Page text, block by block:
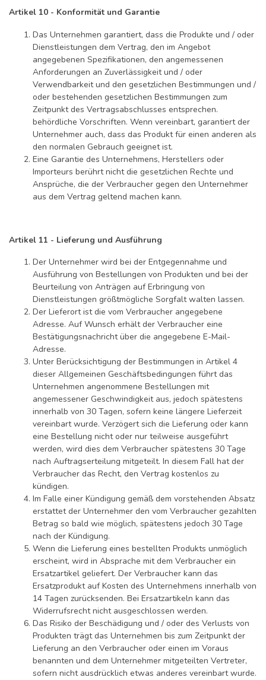
Artikel 10 - Konformität und Garantie
Das Unternehmen garantiert, dass die Produkte und / oder
Dienstleistungen dem Vertrag, den im Angebot
angegebenen Spezifikationen, den angemessenen
Anforderungen an Zuverlässigkeit und / oder
Verwendbarkeit und den gesetzlichen Bestimmungen und /
oder bestehenden gesetzlichen Bestimmungen zum
Zeitpunkt des Vertragsabschlusses entsprechen.
behördliche Vorschriften. Wenn vereinbart, garantiert der
Unternehmer auch, dass das Produkt für einen anderen als
den normalen Gebrauch geeignet ist.
Eine Garantie des Unternehmens, Herstellers oder
Importeurs berührt nicht die gesetzlichen Rechte und
Ansprüche, die der Verbraucher gegen den Unternehmer
aus dem Vertrag geltend machen kann.
Artikel 11 - Lieferung und Ausführung
Der Unternehmer wird bei der Entgegennahme und
Ausführung von Bestellungen von Produkten und bei der
Beurteilung von Anträgen auf Erbringung von
Dienstleistungen größtmögliche Sorgfalt walten lassen.
Der Lieferort ist die vom Verbraucher angegebene
Adresse. Auf Wunsch erhält der Verbraucher eine
Bestätigungsnachricht über die angegebene E-Mail-
Adresse.
Unter Berücksichtigung der Bestimmungen in Artikel 4
dieser Allgemeinen Geschäftsbedingungen führt das
Unternehmen angenommene Bestellungen mit
angemessener Geschwindigkeit aus, jedoch spätestens
innerhalb von 30 Tagen, sofern keine längere Lieferzeit
vereinbart wurde. Verzögert sich die Lieferung oder kann
eine Bestellung nicht oder nur teilweise ausgeführt
werden, wird dies dem Verbraucher spätestens 30 Tage
nach Auftragserteilung mitgeteilt. In diesem Fall hat der
Verbraucher das Recht, den Vertrag kostenlos zu
kündigen.
Im Falle einer Kündigung gemäß dem vorstehenden Absatz
erstattet der Unternehmer den vom Verbraucher gezahlten
Betrag so bald wie möglich, spätestens jedoch 30 Tage
nach der Kündigung.
Wenn die Lieferung eines bestellten Produkts unmöglich
erscheint, wird in Absprache mit dem Verbraucher ein
Ersatzartikel geliefert. Der Verbraucher kann das
Ersatzprodukt auf Kosten des Unternehmens innerhalb von
14 Tagen zurücksenden. Bei Ersatzartikeln kann das
Widerrufsrecht nicht ausgeschlossen werden.
Das Risiko der Beschädigung und / oder des Verlusts von
Produkten trägt das Unternehmen bis zum Zeitpunkt der
Lieferung an den Verbraucher oder einen im Voraus
benannten und dem Unternehmer mitgeteilten Vertreter,
sofern nicht ausdrücklich etwas anderes vereinbart wurde.